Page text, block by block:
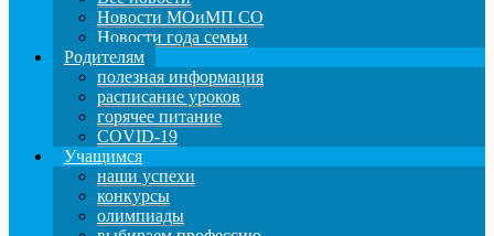
Новости МОиМП СО
Новости года семьи
Родителям
полезная информация
расписание уроков
горячее питание
COVID-19
Учащимся
наши успехи
конкурсы
олимпиады